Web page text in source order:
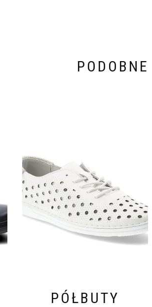
PÓŁBUTY